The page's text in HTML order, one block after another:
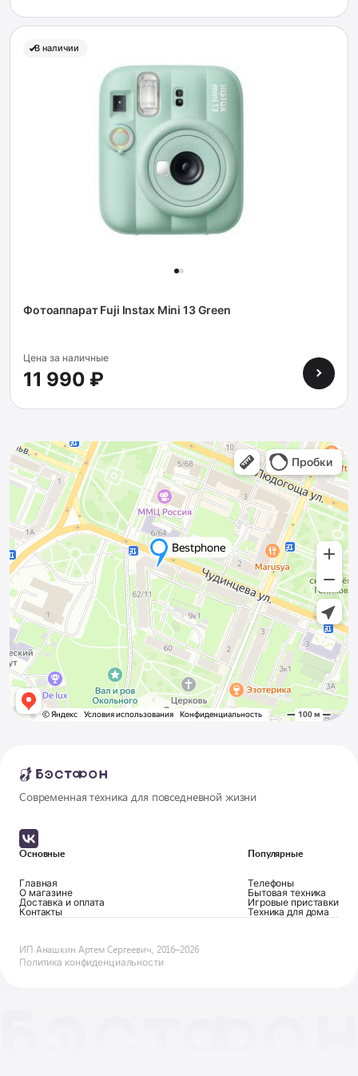
В наличии
Фотоаппарат Fuji Instax Mini 13 Green
Цена за наличные
11 990 ₽
Современная техника для повседневной жизни
Основные
Главная
О магазине
Доставка и оплата
Контакты
Популярные
Телефоны
Бытовая техника
Игровые приставки
Техника для дома
ИП Анашкин Артем Сергеевич, 2016–2026
Политика конфиденциальности